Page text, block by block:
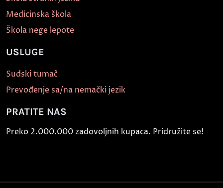
Medicinska škola
Škola nege lepote
USLUGE
Sudski tumač
Prevođenje sa/na nemački jezik
PRATITE NAS
Preko 2.000.000 zadovoljnih kupaca. Pridružite se!